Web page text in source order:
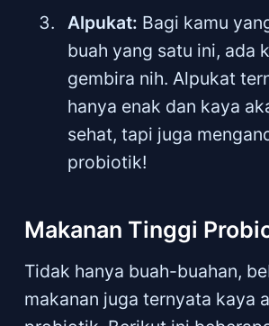
Alpukat: Bagi kamu
buah yang satu ini, ada
gembira nih. Alpukat
hanya enak dan kaya
sehat, tapi juga
probiotik!
Makanan Tinggi
Tidak hanya buah-buahan,
makanan juga ternyata kaya